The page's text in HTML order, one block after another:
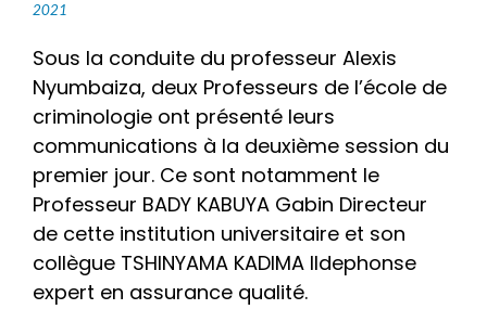
2021
Sous la conduite du professeur Alexis
Nyumbaiza, deux Professeurs de l’école de
criminologie ont présenté leurs
communications à la deuxième session du
premier jour. Ce sont notamment le
Professeur BADY KABUYA Gabin Directeur
de cette institution universitaire et son
collègue TSHINYAMA KADIMA Ildephonse
expert en assurance qualité.